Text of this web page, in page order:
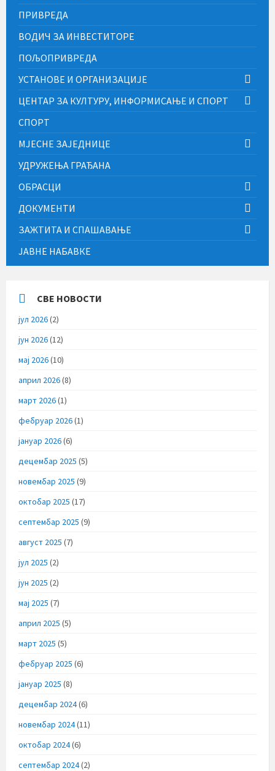
ПРИВРЕДА
ВОДИЧ ЗА ИНВЕСТИТОРЕ
ПОЉОПРИВРЕДА
УСТАНОВЕ И ОРГАНИЗАЦИЈЕ
ЦЕНТАР ЗА КУЛТУРУ, ИНФОРМИСАЊЕ И СПОРТ
СПОРТ
МЈЕСНЕ ЗАЈЕДНИЦЕ
УДРУЖЕЊА ГРАЂАНА
ОБРАСЦИ
ДОКУМЕНТИ
ЗАЖТИТА И СПАШАВАЊЕ
ЈАВНЕ НАБАВКЕ
СВЕ НОВОСТИ
јул 2026(2)
јун 2026(12)
мај 2026(10)
април 2026(8)
март 2026(1)
фебруар 2026(1)
јануар 2026(6)
децембар 2025 (5)
новембар 2025 (9)
октобар 2025 (17)
септембар 2025 (9)
август 2025 (7)
јул 2025 (2)
јун 2025 (2)
мај 2025 (7)
април 2025 (5)
март 2025 (5)
фебруар 2025 (6)
јануар 2025 (8)
децембар 2024(6)
новембар 2024(11)
октобар 2024(6)
септембар 2024(2)